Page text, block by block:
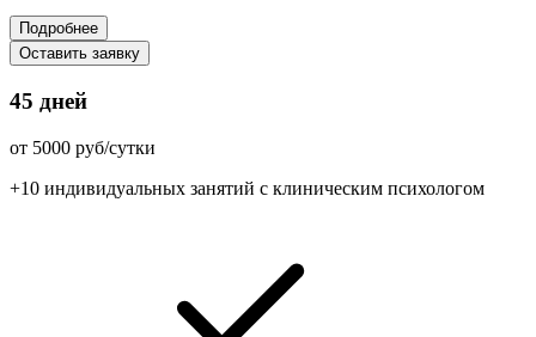
Подробнее
Оставить заявку
45 дней
от 5000 руб/сутки
+10 индивидуальных занятий с клиническим психологом